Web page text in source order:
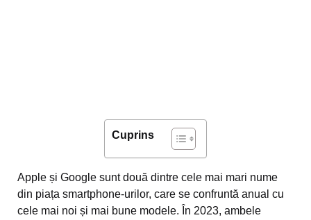
Cuprins
Apple și Google sunt două dintre cele mai mari nume
din piața smartphone-urilor, care se confruntă anual cu
cele mai noi și mai bune modele. În 2023, ambele